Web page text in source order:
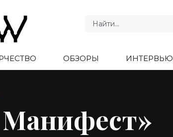
ОБЗОРЫ ИНТЕРВЬЮ